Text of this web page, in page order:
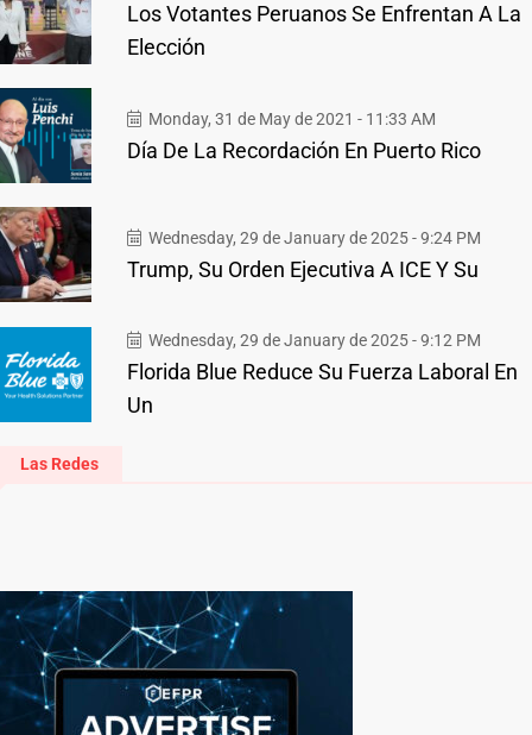
Los Votantes Peruanos Se Enfrentan A La
Elección
Monday, 31 de May de 2021 - 11:33 AM
Día De La Recordación En Puerto Rico
Wednesday, 29 de January de 2025 - 9:24 PM
Trump, Su Orden Ejecutiva A ICE Y Su
Wednesday, 29 de January de 2025 - 9:12 PM
Florida Blue Reduce Su Fuerza Laboral En
Un
Las Redes